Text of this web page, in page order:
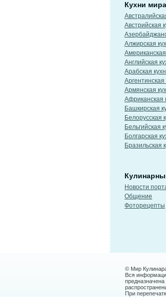
Кухни мира
Австрийская
Алжирская
Американская
Английская
Арабская
Аргентинская
Армянская
Африканская
Башкирская
Белорусская
Бельгийская
Болгарская
Бразильская
Новости
Общение
Фоторецепты
© Мир
Вся
При